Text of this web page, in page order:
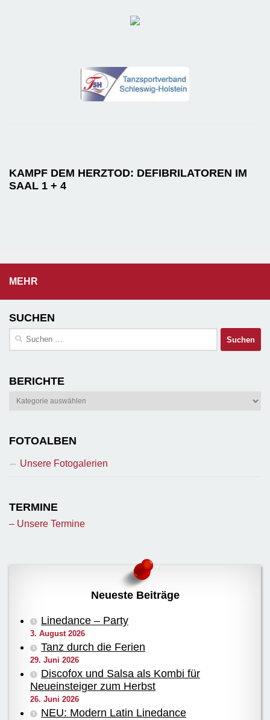
KAMPF DEM HERZTOD: DEFIBRILATOREN IM
SAAL 1 + 4
MEHR
SUCHEN
Suchen
BERICHTE
Berichte
FOTOALBEN
Unsere Fotogalerien
TERMINE
– Unsere Termine
Neueste Beiträge
Linedance – Party
3. August 2026
Tanz durch die Ferien
29. Juni 2026
Discofox und Salsa als Kombi für
Neueinsteiger zum Herbst
26. Juni 2026
NEU: Modern Latin Linedance